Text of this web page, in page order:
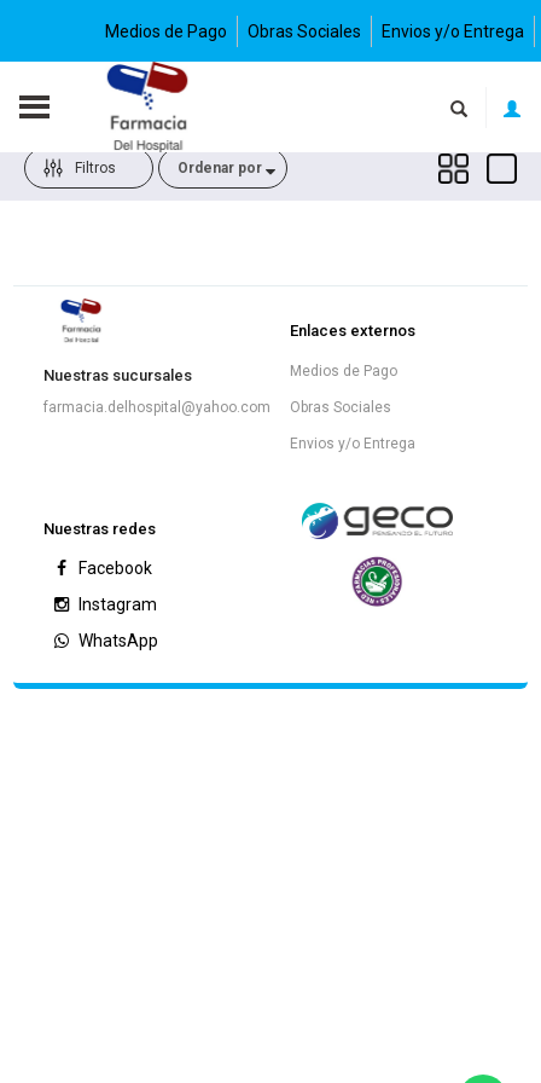
Medios de Pago Obras Sociales Envios y/o Entrega
Filtros
Nuestras sucursales
farmacia.delhospital@yahoo.com
Enlaces externos
Medios de Pago
Obras Sociales
Envios y/o Entrega
Nuestras redes
Facebook
Instagram
WhatsApp